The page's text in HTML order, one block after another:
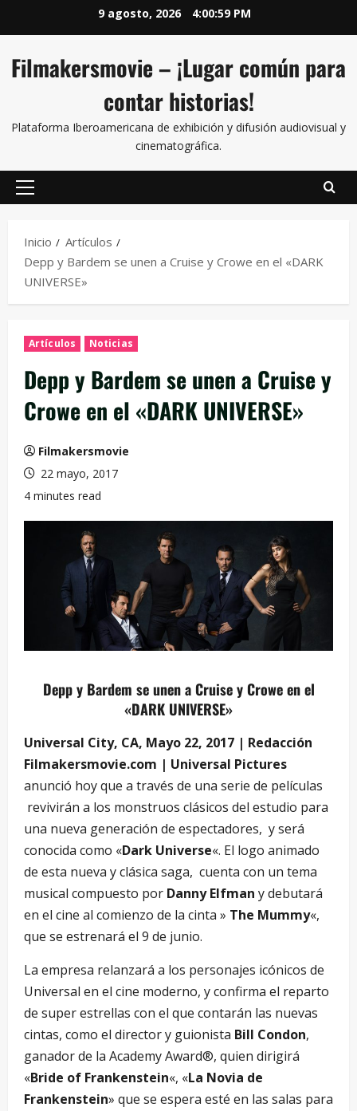
9 agosto, 2026 4:00:59 PM
Filmakersmovie – ¡Lugar común para
contar historias!
Plataforma Iberoamericana de exhibición y difusión audiovisual y
cinematográfica.
Inicio
Artículos
Depp y Bardem se unen a Cruise y Crowe en el «DARK
UNIVERSE»
Artículos Noticias
Depp y Bardem se unen a Cruise y
Crowe en el «DARK UNIVERSE»
Filmakersmovie
22 mayo, 2017
4 minutes read
Depp y Bardem se unen a Cruise y Crowe en el
«DARK UNIVERSE»
Universal City, CA, Mayo 22, 2017 | Redacción
Filmakersmovie.com | Universal Pictures
anunció hoy que a través de una serie de películas
revivirán a los monstruos clásicos del estudio para
una nueva generación de espectadores, y será
conocida como «Dark Universe«. El logo animado
de esta nueva y clásica saga, cuenta con un tema
musical compuesto por Danny Elfman y debutará
en el cine al comienzo de la cinta » The Mummy«,
que se estrenará el 9 de junio.
La empresa relanzará a los personajes icónicos de
Universal en el cine moderno, y confirma el reparto
de super estrellas con el que contarán las nuevas
cintas, como el director y guionista Bill Condon,
ganador de la Academy Award®, quien dirigirá
«Bride of Frankenstein«, «La Novia de
Frankenstein» que se espera esté en las salas para